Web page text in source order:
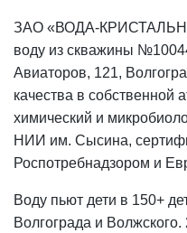
ЗАО «ВОДА-
воду из скважины
Авиаторов, 121,
качества в собственной
химический и
НИИ им. Сысина,
Роспотребнадзором и
Воду пьют дети в 150+
Волгограда и